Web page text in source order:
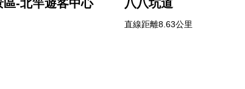
-北竿遊客中心 八八坑道
直線距離8.63公里